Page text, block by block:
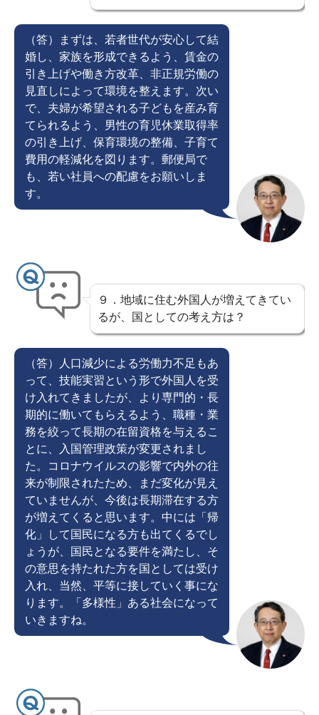
（答）まずは、若者世代が安心して結
婚し、家族を形成できるよう、賃金の
引き上げや働き方改革、非正規労働の
見直しによって環境を整えます。次い
で、夫婦が希望される子どもを産み育
てられるよう、男性の育児休業取得率
の引き上げ、保育環境の整備、子育て
費用の軽減化を図ります。郵便局で
も、若い社員への配慮をお願いしま
す。
９．地域に住む外国人が増えてきてい
るが、国としての考え方は？
（答）人口減少による労働力不足もあ
って、技能実習という形で外国人を受
け入れてきましたが、より専門的・長
期的に働いてもらえるよう、職種・業
務を絞って長期の在留資格を与えるこ
とに、入国管理政策が変更されまし
た。コロナウイルスの影響で内外の往
来が制限されたため、まだ変化が見え
ていませんが、今後は長期滞在する方
が増えてくると思います。中には「帰
化」して国民になる方も出てくるでし
ょうが、国民となる要件を満たし、そ
の意思を持たれた方を国としては受け
入れ、当然、平等に接していく事にな
ります。「多様性」ある社会になって
いきますね。